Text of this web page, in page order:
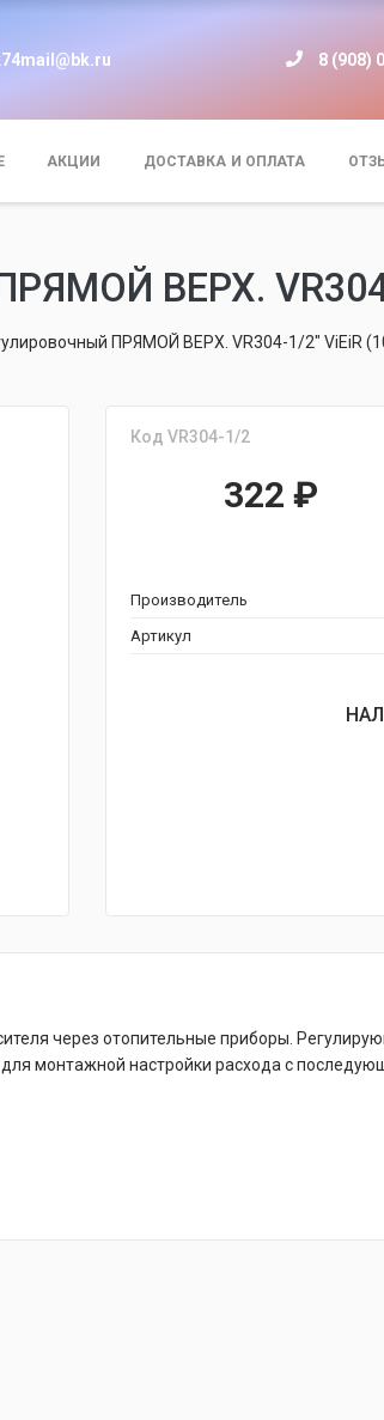
8 (908)
АКЦИИ ДОСТАВКА И ОПЛАТА
ВЕРХ.
ПРЯМОЙ ВЕРХ. VR304-1/2" ViEiR
Код VR304-1/2
322 ₽
Производитель
Артикул
через отопительные приборы.
монтажной настройки расхода с